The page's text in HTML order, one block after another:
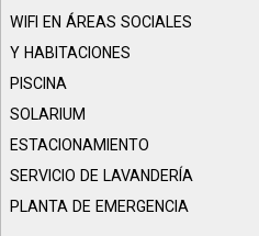
WIFI EN ÁREAS SOCIALES
Y HABITACIONES
PISCINA
SOLARIUM
ESTACIONAMIENTO
SERVICIO DE LAVANDERÍA
PLANTA DE EMERGENCIA